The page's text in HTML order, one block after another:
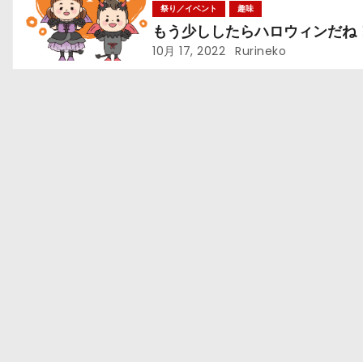
ョ
ン
祭り／イベント
趣味
もう少ししたらハロウィンだね
10月 17, 2022 Rurineko